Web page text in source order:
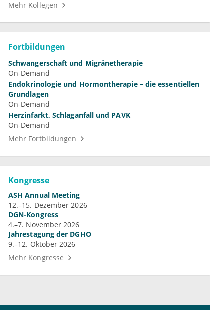
Mehr Kollegen
Fortbildungen
Schwangerschaft und Migränetherapie
On-Demand
Endokrinologie und Hormontherapie – die essentiellen
Grundlagen
On-Demand
Herzinfarkt, Schlaganfall und PAVK
On-Demand
Mehr Fortbildungen
Kongresse
ASH Annual Meeting
12.–15. Dezember 2026
DGN-Kongress
4.–7. November 2026
Jahrestagung der DGHO
9.–12. Oktober 2026
Mehr Kongresse